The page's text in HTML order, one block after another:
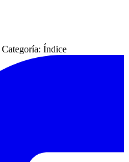
Categoría: Índice